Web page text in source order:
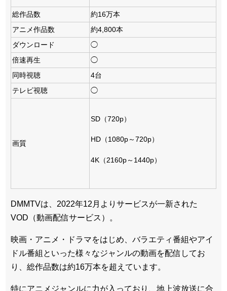
総作品数
約16万本
アニメ作品数
約4,800本
ダウンロード
◯
倍速再生
◯
同時視聴
4台
テレビ視聴
◯
画質
SD（720p）
HD（1080p～720p）
4K（2160p～1440p）
DMMTVは、2022年12月よりサービスが一新された
VOD（動画配信サービス）。
映画・アニメ・ドラマをはじめ、バラエティ番組やアイ
ドル番組といった様々なジャンルの動画を配信してお
り、総作品数は約16万本を超えています。
特にアニメジャンルに力が入っており、地上波放送に合